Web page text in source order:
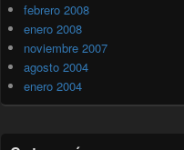
febrero 2008
enero 2008
noviembre 2007
agosto 2004
enero 2004